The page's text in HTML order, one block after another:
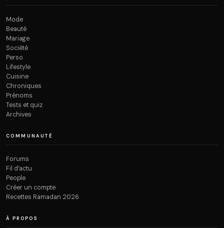
Mode
Beauté
Mariage
Société
Perso
Lifestyle
Cuisine
Chroniques
Prénoms
Tests et quiz
Archives
COMMUNAUTÉ
Forums
Fil d’actu
People
Créer un compte
Recettes Ramadan 2026
À PROPOS